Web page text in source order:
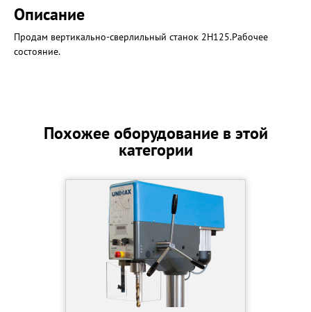
Описание
Продам вертикально-сверлильный станок 2Н125.Рабочее
состояние.
Похожее оборудование в этой
категории